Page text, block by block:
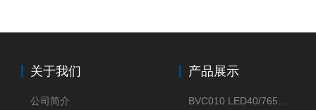
关于我们
公司简介
产品展示